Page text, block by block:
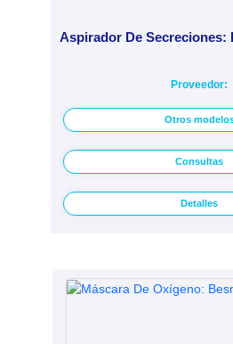
Aspirador De Secreciones:
Proveedor:
Otros
Consultas
Detalles